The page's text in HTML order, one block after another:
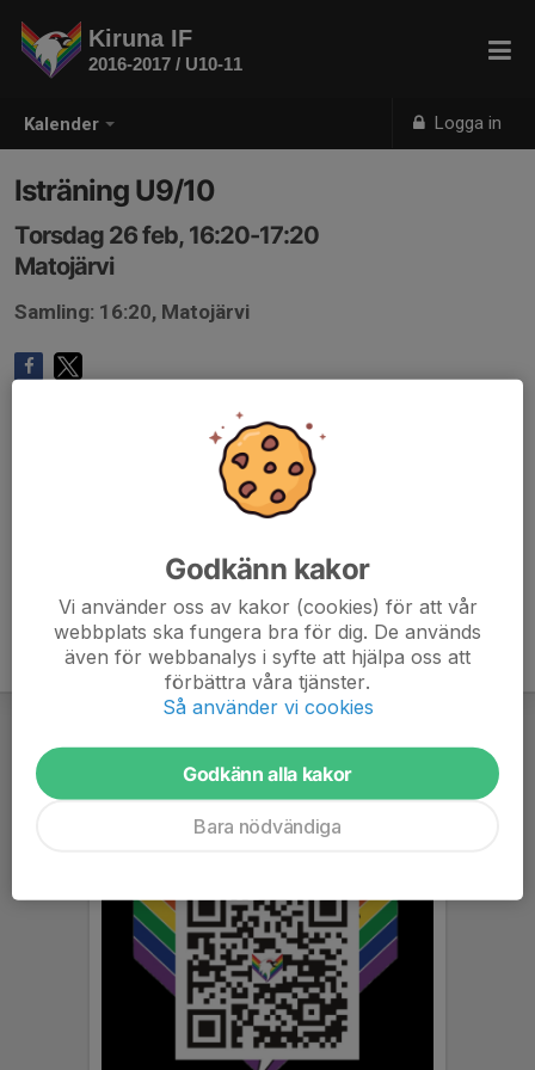
Kalender Logga in
Kiruna IF
2016-2017 / U10-11
Isträning U9/10
Torsdag 26 feb, 16:20-17:20
Matojärvi
Samling: 16:20, Matojärvi
Godkänn kakor
Vi använder oss av kakor (cookies) för att vår
webbplats ska fungera bra för dig. De används
även för webbanalys i syfte att hjälpa oss att
förbättra våra tjänster.
Så använder vi cookies
Godkänn alla kakor
Bara nödvändiga